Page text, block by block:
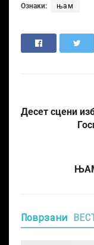
Ознаки: њам
Десет сцени
Поврзани